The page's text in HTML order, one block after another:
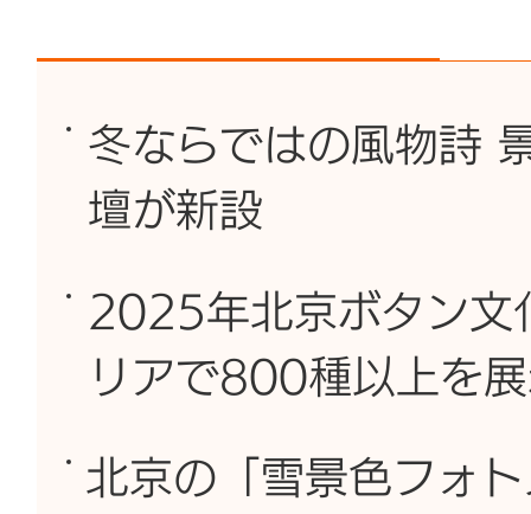
冬ならではの風物詩
壇が新設
2025年北京ボタン
リアで800種以上を
北京の「雪景色フォ